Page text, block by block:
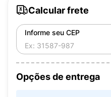
Calcular frete
Informe seu CEP
Opções de entrega